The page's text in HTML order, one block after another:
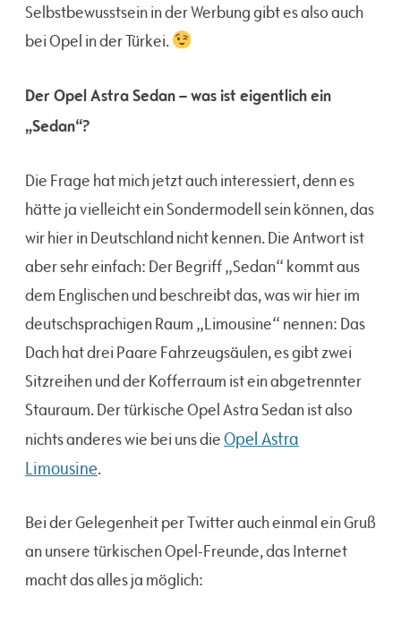
Selbstbewusstsein in der Werbung gibt es also auch
bei Opel in der Türkei.
Der Opel Astra Sedan – was ist eigentlich ein
„Sedan“?
Die Frage hat mich jetzt auch interessiert, denn es
hätte ja vielleicht ein Sondermodell sein können, das
wir hier in Deutschland nicht kennen. Die Antwort ist
aber sehr einfach: Der Begriff „Sedan“ kommt aus
dem Englischen und beschreibt das, was wir hier im
deutschsprachigen Raum „Limousine“ nennen: Das
Dach hat drei Paare Fahrzeugsäulen, es gibt zwei
Sitzreihen und der Kofferraum ist ein abgetrennter
Stauraum. Der türkische Opel Astra Sedan ist also
nichts anderes wie bei uns dieOpel Astra
Limousine.
Bei der Gelegenheit per Twitter auch einmal ein Gruß
an unsere türkischen Opel-Freunde, das Internet
macht das alles ja möglich: